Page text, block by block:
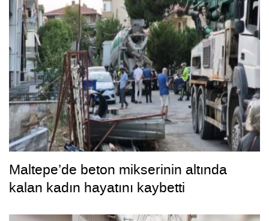
Maltepe’de beton mikserinin altında
kalan kadın hayatını kaybetti